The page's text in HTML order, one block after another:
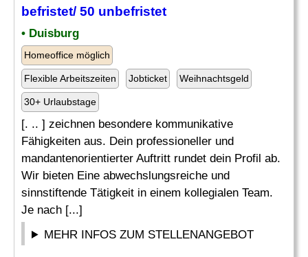
befristet/ 50 unbefristet
• Duisburg
Homeoffice möglich
Flexible Arbeitszeiten Jobticket Weihnachtsgeld
30+ Urlaubstage
[. .. ] zeichnen besondere kommunikative
Fähigkeiten aus. Dein professioneller und
mandantenorientierter Auftritt rundet dein Profil ab.
Wir bieten Eine abwechslungsreiche und
sinnstiftende Tätigkeit in einem kollegialen Team.
Je nach [...]
MEHR INFOS ZUM STELLENANGEBOT